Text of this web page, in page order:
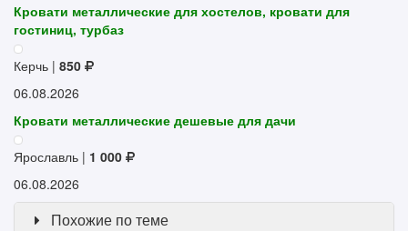
Кровати металлические для хостелов, кровати для
гостиниц, турбаз
Керчь | 850
06.08.2026
Кровати металлические дешевые для дачи
Ярославль | 1 000
06.08.2026
Похожие по теме